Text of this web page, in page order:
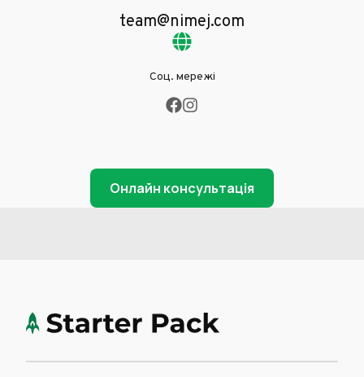
team@nimej.com
Соц. мережі
Онлайн консультація